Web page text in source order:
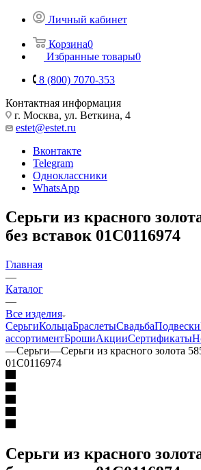
Личный кабинет
Корзина0
Избранные товары0
8 (800) 7070-353
Контактная информация
г. Москва, ул. Веткина, 4
estet@estet.ru
Вконтакте
Telegram
Одноклассники
WhatsApp
Серьги из красного
без вставок 01С0116974
Главная
—
Каталог
—
Все изделия
СерьгиКольцаБраслетыСвадьбаПодвески
ассортиментБрошиАкцииСертификаты
—Серьги—Серьги из красного золота
01С0116974
Серьги из красного